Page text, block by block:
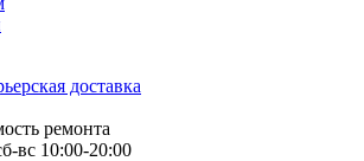
доставка
ремонта
вс 10:00-20:00